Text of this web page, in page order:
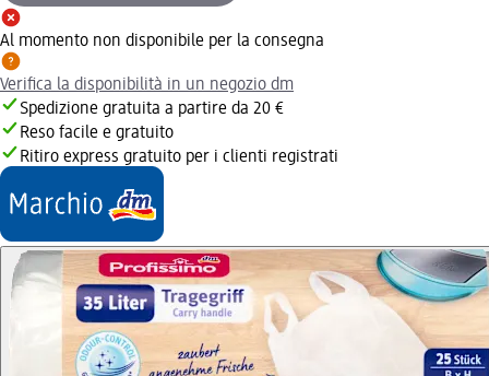
Al momento non disponibile per la consegna
Verifica la disponibilità in un negozio dm
Spedizione gratuita a partire da 20 €
Reso facile e gratuito
Ritiro express gratuito per i clienti registrati